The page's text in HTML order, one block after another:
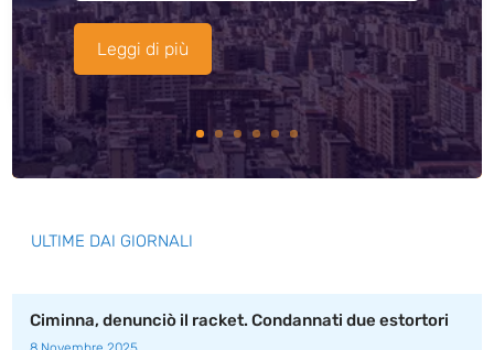
Leggi di più
ULTIME DAI GIORNALI
Ciminna, denunciò il racket. Condannati due estortori